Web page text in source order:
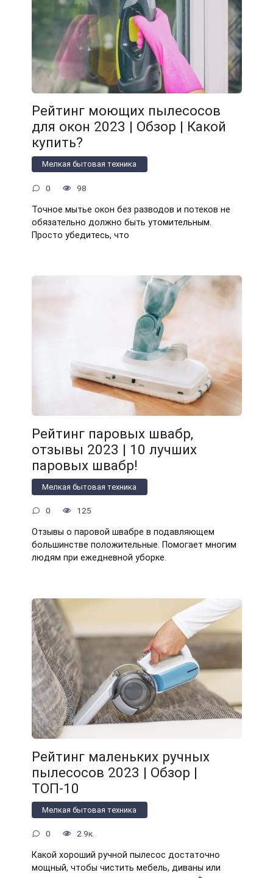
Рейтинг моющих пылесосов
для окон 2023 | Обзор | Какой
купить?
Мелкая бытовая техника
0 98
Точное мытье окон без разводов и потеков не
обязательно должно быть утомительным.
Просто убедитесь, что
Рейтинг паровых швабр,
отзывы 2023 | 10 лучших
паровых швабр!
Мелкая бытовая техника
0 125
Отзывы о паровой швабре в подавляющем
большинстве положительные. Помогает многим
людям при ежедневной уборке.
Рейтинг маленьких ручных
пылесосов 2023 | Обзор |
ТОП-10
Мелкая бытовая техника
0 2.9к.
Какой хороший ручной пылесос достаточно
мощный, чтобы чистить мебель, диваны или